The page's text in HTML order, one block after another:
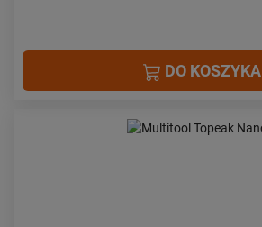
DO KOSZYKA